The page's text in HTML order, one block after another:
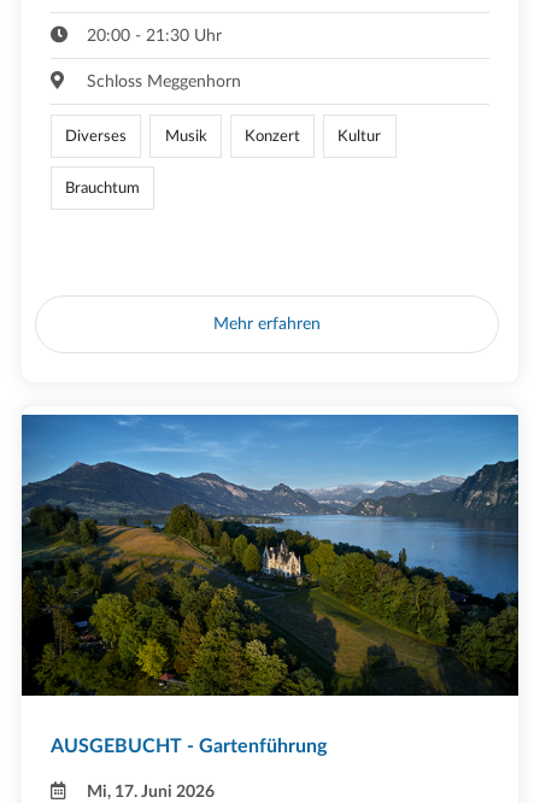
20:00 - 21:30 Uhr
Schloss Meggenhorn
Diverses Musik Konzert Kultur
Brauchtum
Mehr erfahren
AUSGEBUCHT - Gartenführung
Mi, 17. Juni 2026